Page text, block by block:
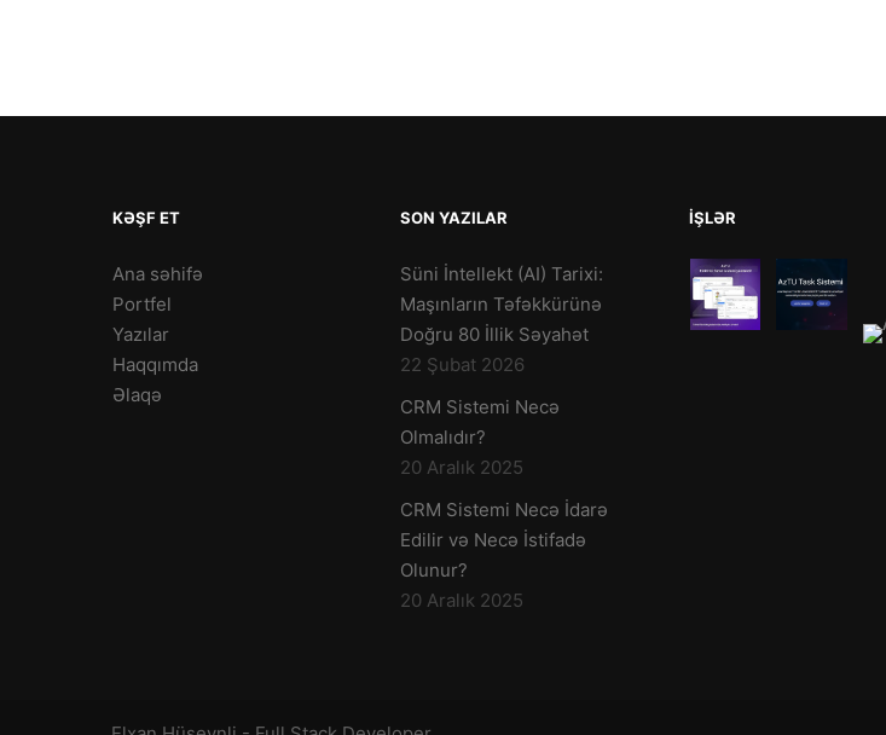
KƏŞF ET
Ana səhifə
Portfel
Yazılar
Haqqımda
Əlaqə
SON YAZILAR
Süni İntellekt (AI) Tarixi:
Maşınların Təfəkkürünə
Doğru 80 İllik Səyahət
22 Şubat 2026
CRM Sistemi Necə
Olmalıdır?
20 Aralık 2025
CRM Sistemi Necə İdarə
Edilir və Necə İstifadə
Olunur?
20 Aralık 2025
İŞLƏR